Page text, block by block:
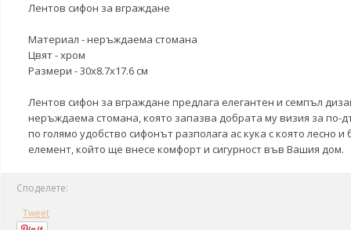
Лентов сифон за вграждане
Материал - неръждаема стомана
Цвят - хром
Размери - 30х8.7х17.6 см
Лентов сифон за вграждане предлага елегантен и семпъл
неръждаема стомана, която запазва добрата му визия за по-
по голямо удобство сифонът разполага ас кука с която
елемент, който ще внесе комфорт и сигурност във Вашия дом.
Споделете:
Tweet